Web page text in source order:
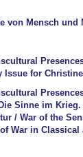
von Mensch und
Issue for
Sinne im
/ War of the
War in